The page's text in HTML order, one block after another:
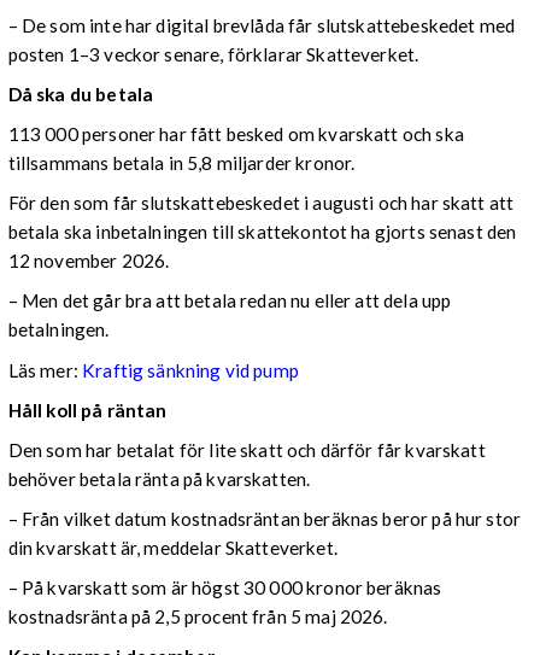
– De som inte har digital brevlåda får slutskattebeskedet med
posten 1–3 veckor senare, förklarar Skatteverket.
Då ska du betala
113 000 personer har fått besked om kvarskatt och ska
tillsammans betala in 5,8 miljarder kronor.
För den som får slutskattebeskedet i augusti och har skatt att
betala ska inbetalningen till skattekontot ha gjorts senast den
12 november 2026.
– Men det går bra att betala redan nu eller att dela upp
betalningen.
Läs mer: Kraftig sänkning vid pump
Håll koll på räntan
Den som har betalat för lite skatt och därför får kvarskatt
behöver betala ränta på kvarskatten.
– Från vilket datum kostnadsräntan beräknas beror på hur stor
din kvarskatt är, meddelar Skatteverket.
– På kvarskatt som är högst 30 000 kronor beräknas
kostnadsränta på 2,5 procent från 5 maj 2026.